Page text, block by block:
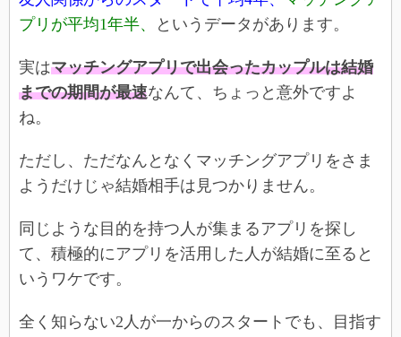
プリが平均1年半、
というデータがあります。
実はマッチングアプリで出会ったカップルは結婚
までの期間が最速なんて、ちょっと意外ですよ
ね。
ただし、ただなんとなくマッチングアプリをさま
ようだけじゃ結婚相手は見つかりません。
同じような目的を持つ人が集まるアプリを探し
て、積極的にアプリを活用した人が結婚に至ると
いうワケです。
全く知らない2人が一からのスタートでも、目指す